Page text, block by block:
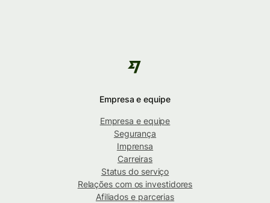
Empresa e equipe
Empresa e equipe
Segurança
Imprensa
Carreiras
Status do serviço
Relações com os investidores
Afiliados e parcerias